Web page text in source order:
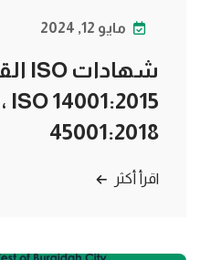
مايو 12, 2024
45001:2018
اقرأ أكثر